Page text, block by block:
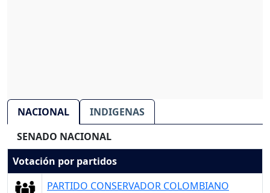
NACIONAL
INDIGENAS
SENADO NACIONAL
Votación por partidos
PARTIDO CONSERVADOR COLOMBIANO